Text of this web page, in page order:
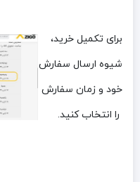
برای تکمیل خرید،
شیوه ارسال سفارش
خود و زمان سفارش
را انتخاب کنید.